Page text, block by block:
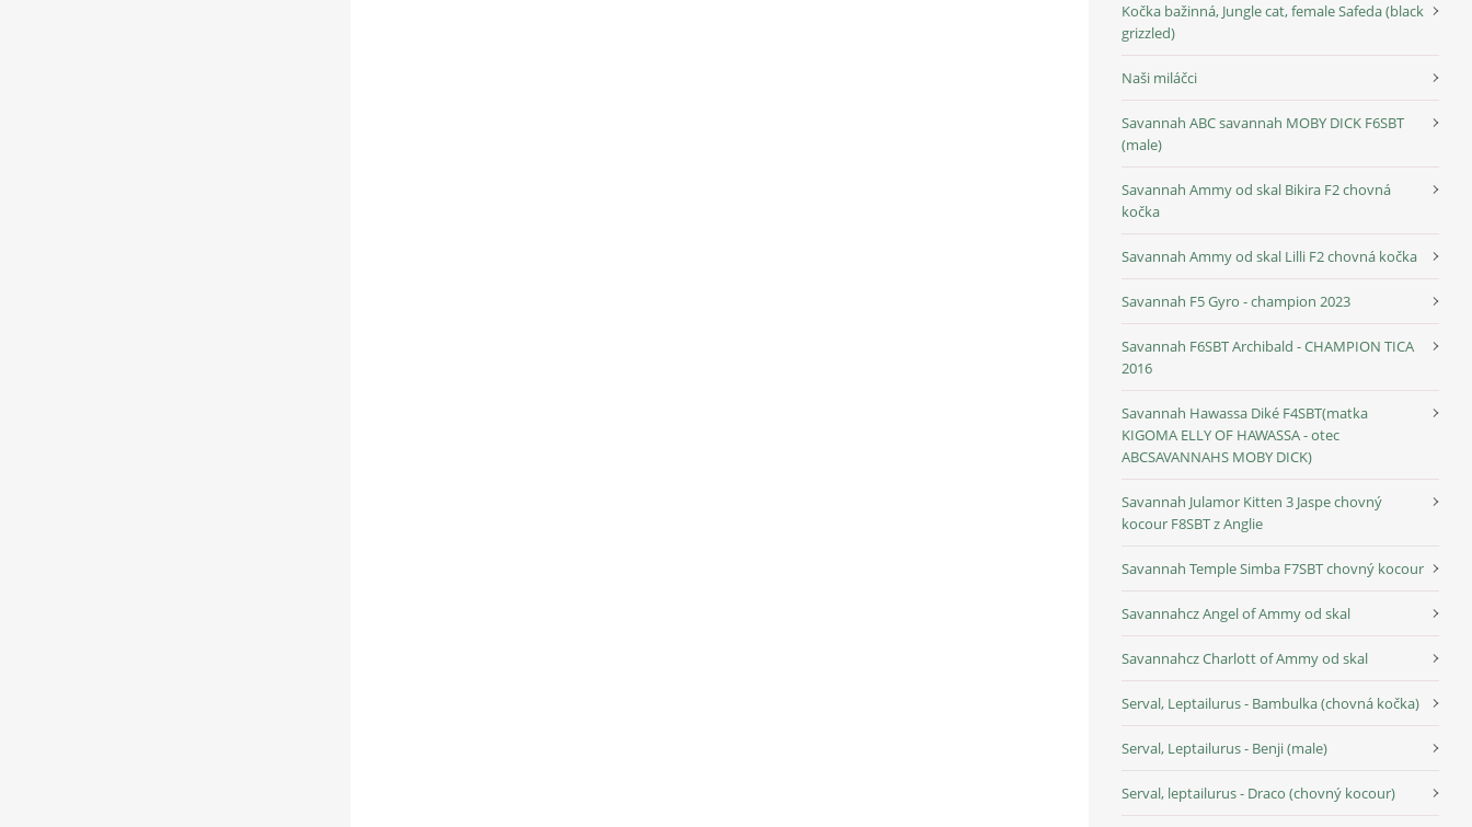
Kočka bažinná, Jungle cat, female Safeda (black
grizzled)
Naši miláčci
Savannah ABC savannah MOBY DICK F6SBT
(male)
Savannah Ammy od skal Bikira F2 chovná
kočka
Savannah Ammy od skal Lilli F2 chovná kočka
Savannah F5 Gyro - champion 2023
Savannah F6SBT Archibald - CHAMPION TICA
2016
Savannah Hawassa Diké F4SBT(matka
KIGOMA ELLY OF HAWASSA - otec
ABCSAVANNAHS MOBY DICK)
Savannah Julamor Kitten 3 Jaspe chovný
kocour F8SBT z Anglie
Savannah Temple Simba F7SBT chovný kocour
Savannahcz Angel of Ammy od skal
Savannahcz Charlott of Ammy od skal
Serval, Leptailurus - Bambulka (chovná kočka)
Serval, Leptailurus - Benji (male)
Serval, leptailurus - Draco (chovný kocour)